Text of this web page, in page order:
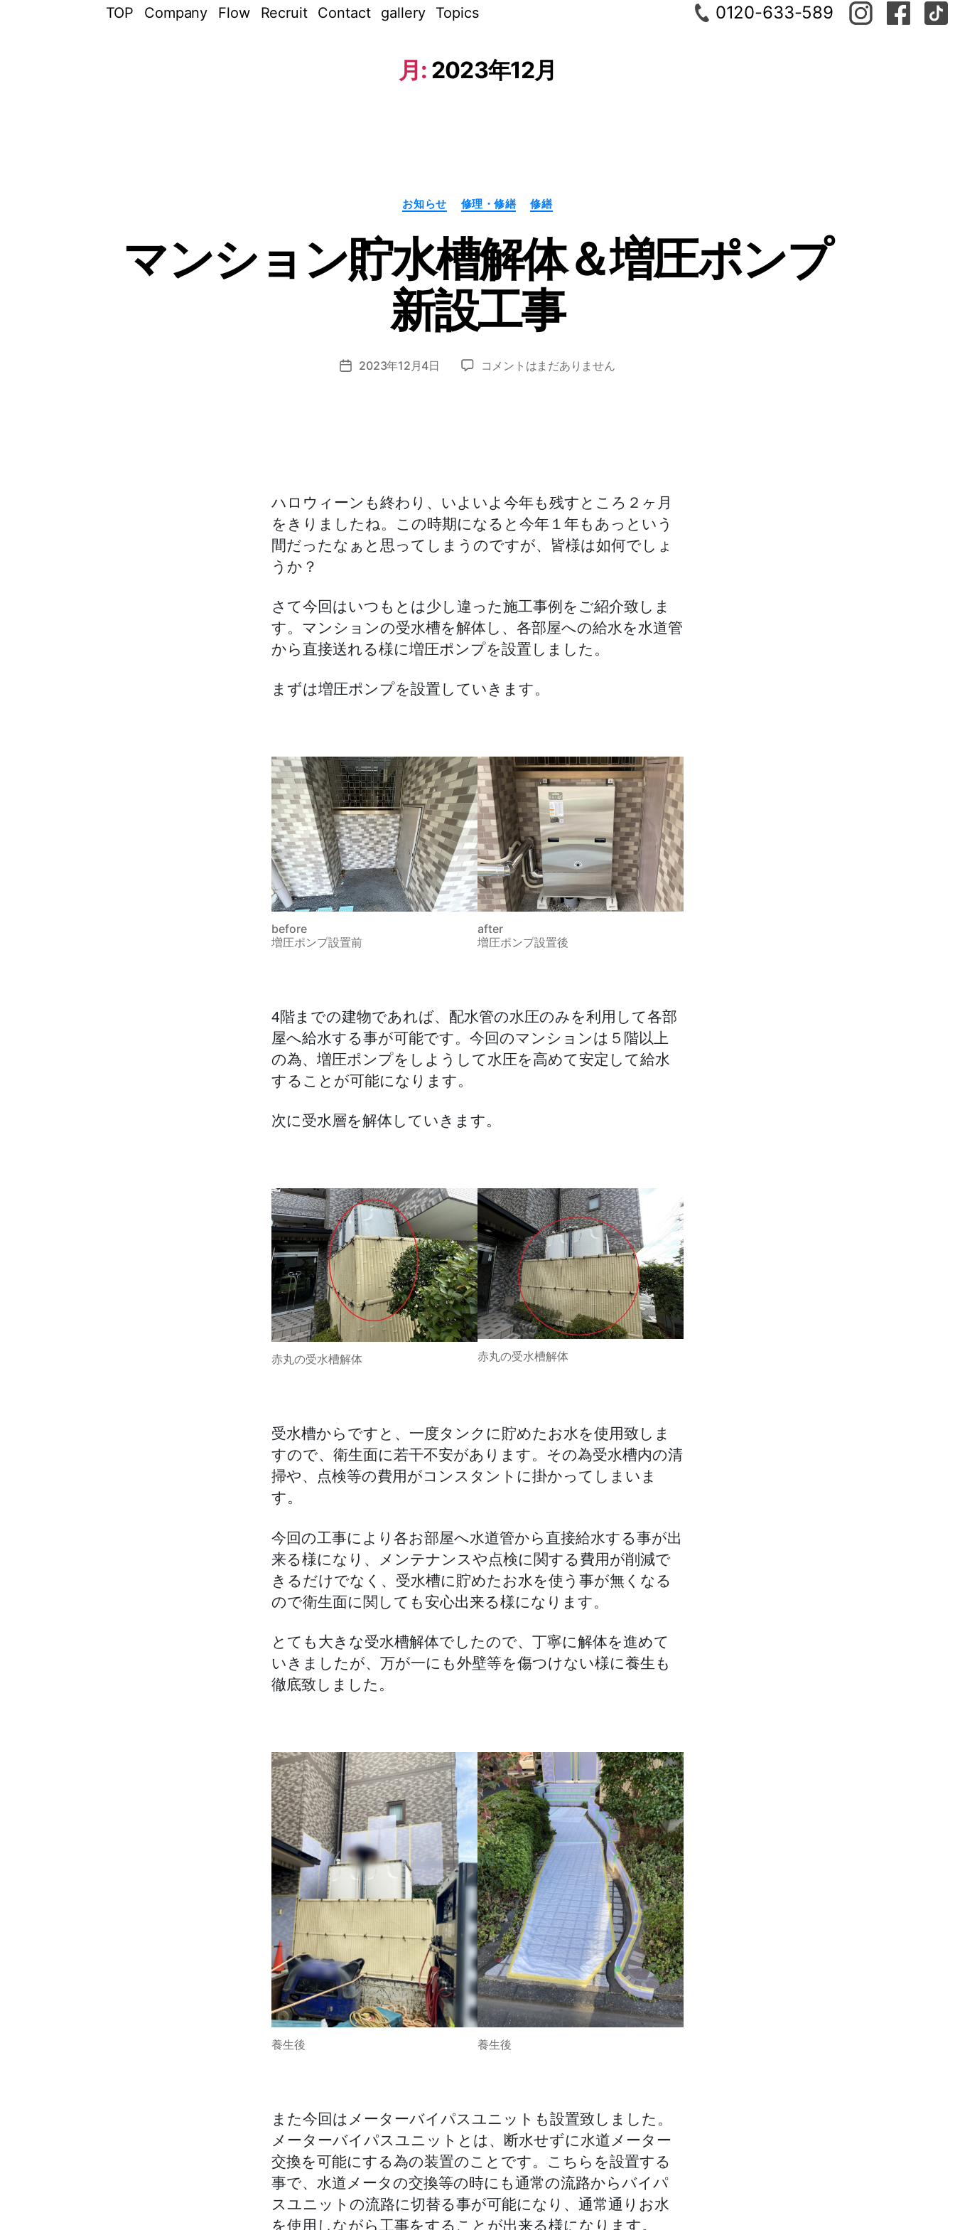
TOP Company Flow Recruit Contact gallery Topics 0120-633-589
月: 2023年12月
テ
お知らせ 修理・修繕 修繕
マンション貯水槽解体＆増圧ポンプ
新設工事
投
作
成
者
:
o
o
投 2023年12月4日
マ
解
体
＆
増
ン
プ
新
設
事
コメントはまだありません
ハロウィーンも終わり、いよいよ今年も残すところ２ヶ月
をきりましたね。この時期になると今年１年もあっという
間だったなぁと思ってしまうのですが、皆様は如何でしょ
うか？
さて今回はいつもとは少し違った施工事例をご紹介致しま
す。マンションの受水槽を解体し、各部屋への給水を水道管
から直接送れる様に増圧ポンプを設置しました。
まずは増圧ポンプを設置していきます。
before
増圧ポンプ設置前
after
増圧ポンプ設置後
4階までの建物であれば、配水管の水圧のみを利用して各部
屋へ給水する事が可能です。今回のマンションは５階以上
の為、増圧ポンプをしようして水圧を高めて安定して給水
することが可能になります。
次に受水層を解体していきます。
赤丸の受水槽解体 赤丸の受水槽解体
受水槽からですと、一度タンクに貯めたお水を使用致しま
すので、衛生面に若干不安があります。その為受水槽内の清
掃や、点検等の費用がコンスタントに掛かってしまいま
す。
今回の工事により各お部屋へ水道管から直接給水する事が出
来る様になり、メンテナンスや点検に関する費用が削減で
きるだけでなく、受水槽に貯めたお水を使う事が無くなる
ので衛生面に関しても安心出来る様になります。
とても大きな受水槽解体でしたので、丁寧に解体を進めて
いきましたが、万が一にも外壁等を傷つけない様に養生も
徹底致しました。
養生後 養生後
また今回はメーターバイパスユニットも設置致しました。
メーターバイパスユニットとは、断水せずに水道メーター
交換を可能にする為の装置のことです。こちらを設置する
事で、水道メータの交換等の時にも通常の流路からバイパ
スユニットの流路に切替る事が可能になり、通常通りお水
を使用しながら工事をすることが出来る様になります。